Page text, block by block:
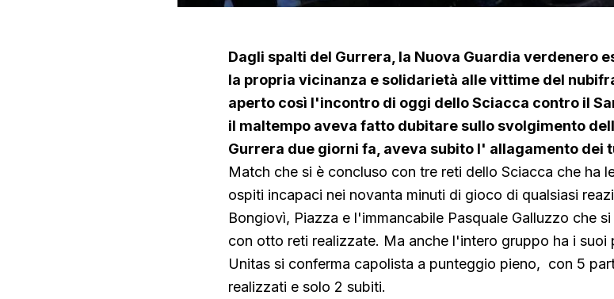
Dagli spalti del Gurrera, la Nuova Guardia verdenero
la propria vicinanza e solidarietà alle vittime del
aperto così l'incontro di oggi dello Sciacca contro il
il maltempo aveva fatto dubitare sullo svolgimento
Gurrera due giorni fa, aveva subito l' allagamento dei
Match che si è concluso con tre reti dello Sciacca che ha
ospiti incapaci nei novanta minuti di gioco di qualsiasi
Bongiovì, Piazza e l'immancabile Pasquale Galluzzo che
con otto reti realizzate. Ma anche l'intero gruppo ha i suoi
Unitas si conferma capolista a punteggio pieno, con 5
realizzati e solo 2 subiti.